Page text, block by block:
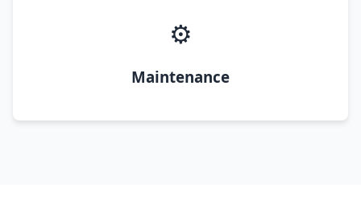
⚙️
Maintenance